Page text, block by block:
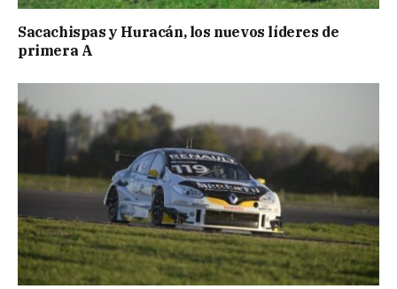
Sacachispas y Huracán, los nuevos líderes de
primera A